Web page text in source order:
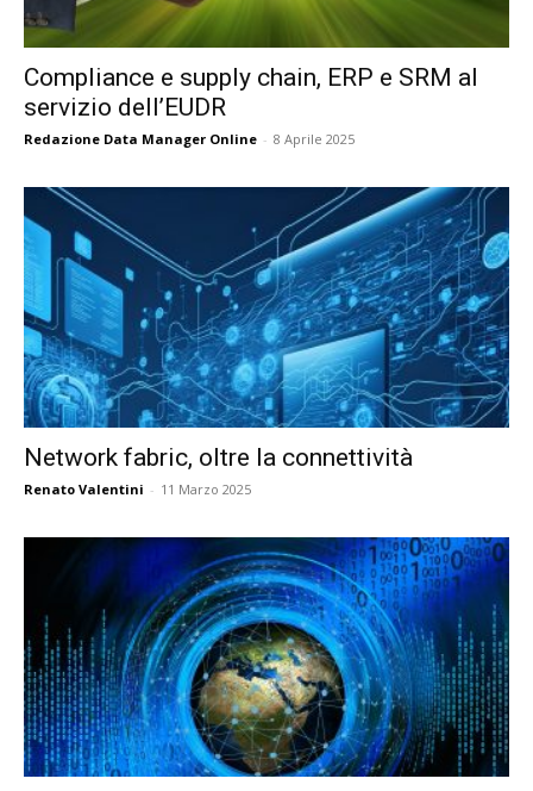
Compliance e supply chain, ERP e SRM al
servizio dell’EUDR
Redazione Data Manager Online - 8 Aprile 2025
Network fabric, oltre la connettività
Renato Valentini - 11 Marzo 2025